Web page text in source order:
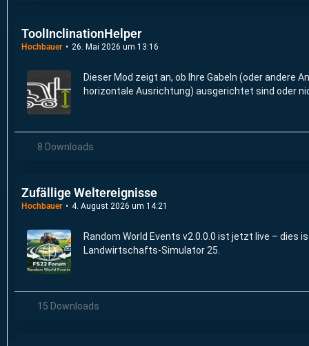
ToolInclinationHelper
Hochbauer 26. Mai 2026 um 13:16
Dieser Mod zeigt an, ob Ihre Gabeln (oder andere
horizontale Ausrichtung) ausgerichtet sind oder
8 Downloads
Zufällige Weltereignisse
Hochbauer 4. August 2026 um 14:21
Random World Events v2.0.0.0 ist jetzt live – dies
Landwirtschafts-Simulator 25.
15 Downloads